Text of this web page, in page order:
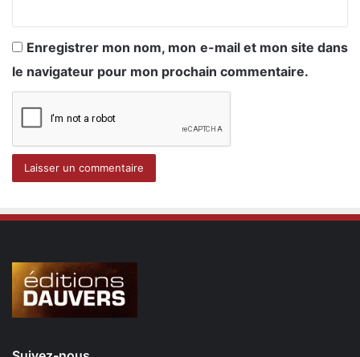
Enregistrer mon nom, mon e-mail et mon site dans
le navigateur pour mon prochain commentaire.